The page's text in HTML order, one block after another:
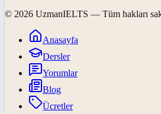
© 2026 UzmanIELTS — Tüm hakları
Anasayfa
Dersler
Yorumlar
Blog
Ücretler